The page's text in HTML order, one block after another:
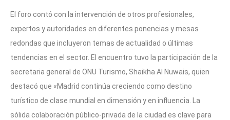
El foro contó con la intervención de otros profesionales,
expertos y autoridades en diferentes ponencias y mesas
redondas que incluyeron temas de actualidad o últimas
tendencias en el sector. El encuentro tuvo la participación de la
secretaria general de ONU Turismo, Shaikha Al Nuwais, quien
destacó que «Madrid continúa creciendo como destino
turístico de clase mundial en dimensión y en influencia. La
sólida colaboración público-privada de la ciudad es clave para